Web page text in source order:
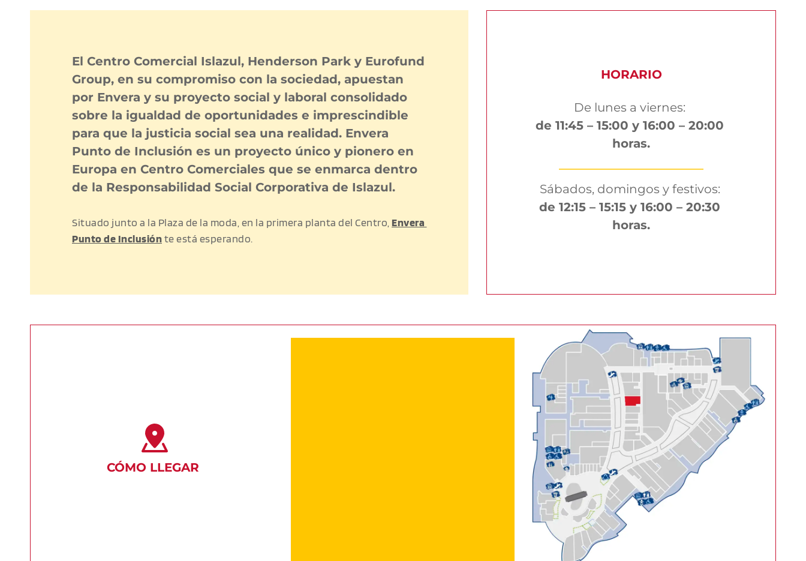
El Centro Comercial Islazul, Henderson Park y Eurofund
Group, en su compromiso con la sociedad, apuestan
por Envera y su proyecto social y laboral consolidado
sobre la igualdad de oportunidades e imprescindible
para que la justicia social sea una realidad. Envera
Punto de Inclusión es un proyecto único y pionero en
Europa en Centro Comerciales que se enmarca dentro
de la Responsabilidad Social Corporativa de Islazul.
Situado junto a la Plaza de la moda, en la primera planta del Centro, Envera
Punto de Inclusión te está esperando.
HORARIO
De lunes a viernes:
de 11:45 – 15:00 y 16:00 – 20:00
horas.
Sábados, domingos y festivos:
de 12:15 – 15:15 y 16:00 – 20:30
horas.
CÓMO LLEGAR